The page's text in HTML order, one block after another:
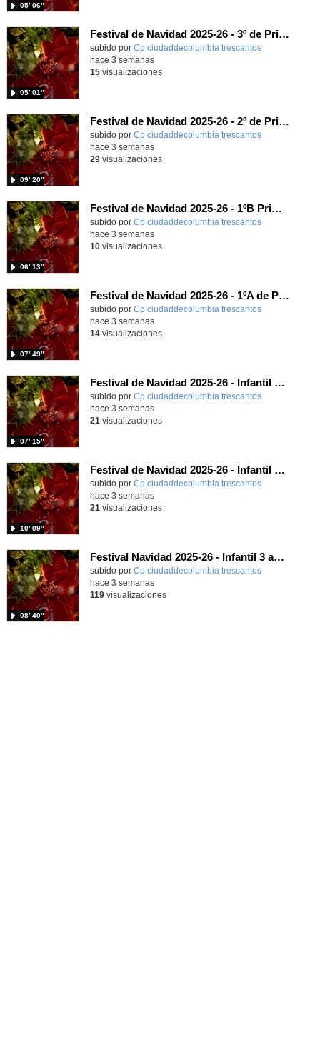
05′ 06″
Festival de Navidad 2025-26 - 3º de Primaria
subido por Cp ciudaddecolumbia trescantos
05′ 01″
-
hace 3 semanas
15visualizaciones
Festival de Navidad 2025-26 - 2º de Primaria
subido por Cp ciudaddecolumbia trescantos
09′ 20″
-
hace 3 semanas
29visualizaciones
Festival de Navidad 2025-26 - 1ºB Primaria
subido por Cp ciudaddecolumbia trescantos
06′ 13″
-
hace 3 semanas
10visualizaciones
Festival de Navidad 2025-26 - 1ºA de Primaria
subido por Cp ciudaddecolumbia trescantos
07′ 49″
-
hace 3 semanas
14visualizaciones
Festival de Navidad 2025-26 - Infantil 5 años
subido por Cp ciudaddecolumbia trescantos
07′ 15″
-
hace 3 semanas
21 visualizaciones
Festival de Navidad 2025-26 - Infantil 4 años
subido por Cp ciudaddecolumbia trescantos
10′ 09″
-
hace 3 semanas
21 visualizaciones
Festival Navidad 2025-26 - Infantil 3 años
subido por Cp ciudaddecolumbia trescantos
08′ 40″
-
hace 3 semanas
119visualizaciones